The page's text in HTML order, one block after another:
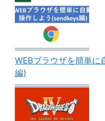
WEBブラウザを簡単
編)